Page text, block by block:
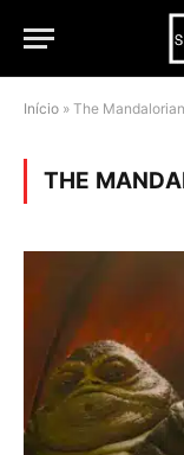
Início » The
THE